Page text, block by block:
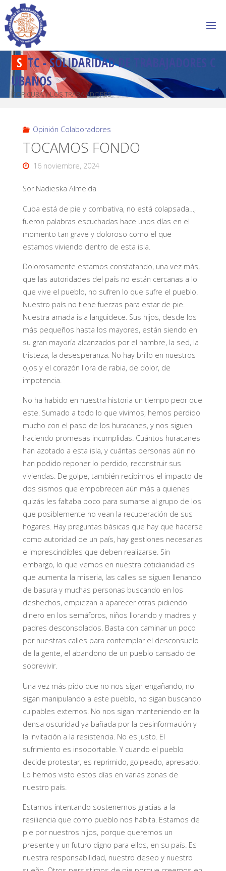
S TC-SOLIDARIDADD R A BAJADORES C
U BANOS
POR CUBA Y LOS TRABAJADORES
Opinión Colaboradores
TOCAMOS FONDO
16 noviembre, 2024
Sor Nadieska Almeida
Cuba está de pie y combativa, no está colapsada…,
fueron palabras escuchadas hace unos días en el
momento tan grave y doloroso como el que
estamos viviendo dentro de esta isla.
Dolorosamente estamos constatando, una vez más,
que las autoridades del país no están cercanas a lo
que vive el pueblo, no sufren lo que sufre el pueblo.
Nuestro país no tiene fuerzas para estar de pie.
Nuestra amada isla languidece. Sus hijos, desde los
más pequeños hasta los mayores, están siendo en
su gran mayoría alcanzados por el hambre, la sed, la
tristeza, la desesperanza. No hay brillo en nuestros
ojos y el corazón llora de rabia, de dolor, de
impotencia.
No ha habido en nuestra historia un tiempo peor que
este. Sumado a todo lo que vivimos, hemos perdido
mucho con el paso de los huracanes, y nos siguen
haciendo promesas incumplidas. Cuántos huracanes
han azotado a esta isla, y cuántas personas aún no
han podido reponer lo perdido, reconstruir sus
viviendas. De golpe, también recibimos el impacto de
dos sismos que empobrecen aún más a quienes
quizás les faltaba poco para sumarse al grupo de los
que posiblemente no vean la recuperación de sus
hogares. Hay preguntas básicas que hay que hacerse
como autoridad de un país, hay gestiones necesarias
e imprescindibles que deben realizarse. Sin
embargo, lo que vemos en nuestra cotidianidad es
que aumenta la miseria, las calles se siguen llenando
de basura y muchas personas buscando en los
deshechos, empiezan a aparecer otras pidiendo
dinero en los semáforos, niños llorando y madres y
padres desconsolados. Basta con caminar un poco
por nuestras calles para contemplar el desconsuelo
de la gente, el abandono de un pueblo cansado de
sobrevivir.
Una vez más pido que no nos sigan engañando, no
sigan manipulando a este pueblo, no sigan buscando
culpables externos. No nos sigan manteniendo en la
densa oscuridad ya bañada por la desinformación y
la invitación a la resistencia. No es justo. El
sufrimiento es insoportable. Y cuando el pueblo
decide protestar, es reprimido, golpeado, apresado.
Lo hemos visto estos días en varias zonas de
nuestro país.
Estamos intentando sostenernos gracias a la
resiliencia que como pueblo nos habita. Estamos de
pie por nuestros hijos, porque queremos un
presente y un futuro digno para ellos, en su país. Es
nuestra responsabilidad, nuestro deseo y nuestro